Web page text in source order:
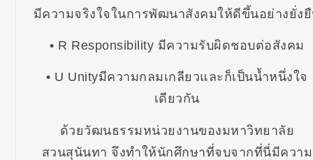
มีความจริงใจในการพัฒนาสังคมให้ดีขึ้นอย่างยั่ง
• R Responsibility มีความรับผิดชอบต่อสังคม
• U Unityมีความกลมเกลียวและก็เป็นน้ำหนึ่งใจ
เดียวกัน
ด้วยวัฒนธรรมหน่วยงานของมหาวิทยาลัย
สวนสุนันทา จึงทำให้นักศึกษาที่จบจากที่นี่มีความ